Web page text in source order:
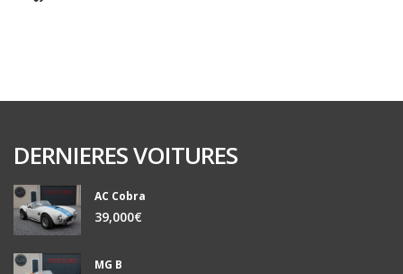
DERNIERES VOITURES
AC Cobra
39,000€
MG B